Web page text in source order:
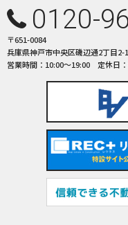
いただきます。
(1) 不動産についてのサービ
(2) 不動産についてのサービ
(3) 不動産についてのサービ
究開発
(4) ウェブサイトシステム管
(5) その他上記(1)から(4)に附
なお、当社は、サイト管理
お客様の個人データをサイト
このように提供された個人
て管理されることとなります
サイト管理会社は、そのサ
ルマガジンなどによる情報
0120-
〒651-0084
兵庫県神戸市中央区磯辺通2丁目
営業時間：10:00〜19:00 定休日